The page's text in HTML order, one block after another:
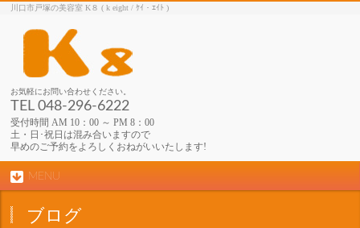
川口市戸塚の美容室 K８ ( k eight / ｹｲ・ｴｲﾄ )
お気軽にお問い合わせください。
TEL 048-296-6222
受付時間 AM 10：00 ～ PM 8：00
土・日･祝日は混み合いますので
早めのご予約をよろしくおねがいいたします!
MENU
ブログ